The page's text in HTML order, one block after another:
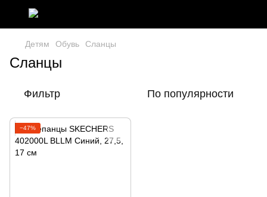
Детям Обувь Сланцы
Сланцы
Фильтр По популярности
−47%